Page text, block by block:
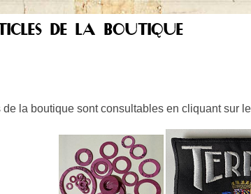
DE LA BOUTIQUE
de la boutique sont consultables en cliquant sur